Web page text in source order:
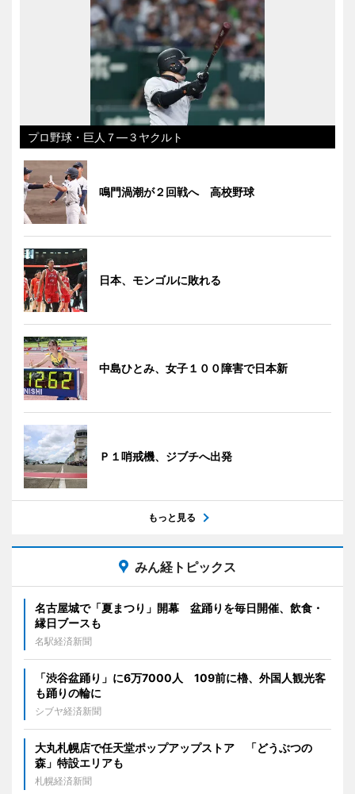
プロ野球・巨人７―３ヤクルト
鳴門渦潮が２回戦へ 高校野球
日本、モンゴルに敗れる
中島ひとみ、女子１００障害で日本新
Ｐ１哨戒機、ジブチへ出発
もっと見る
みん経トピックス
名古屋城で「夏まつり」開幕 盆踊りを毎日開催、飲食・
縁日ブースも
名駅経済新聞
「渋谷盆踊り」に6万7000人 109前に櫓、外国人観光客
も踊りの輪に
シブヤ経済新聞
大丸札幌店で任天堂ポップアップストア 「どうぶつの
森」特設エリアも
札幌経済新聞